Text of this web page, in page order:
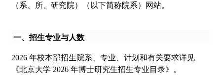
（系、所、研究院）（以下简称院系）网站。
一、招生专业与人数
2026 年校本部招生院系、专业、计划和有关要求详见
《北京大学 2026 年博士研究生招生专业目录》。